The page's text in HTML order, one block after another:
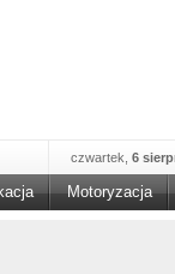
czwartek, 6
Motoryzacja